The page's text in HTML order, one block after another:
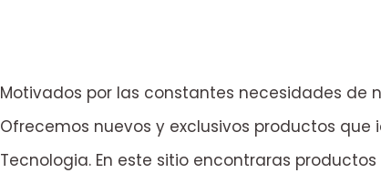
Motivados por las constantes necesidades de
Ofrecemos nuevos y exclusivos productos
Tecnologia. En este sitio encontraras